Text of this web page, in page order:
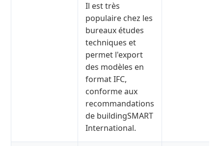
Il est très
populaire chez les
bureaux études
techniques et
permet l'export
des modèles en
format IFC,
conforme aux
recommandations
de buildingSMART
International.